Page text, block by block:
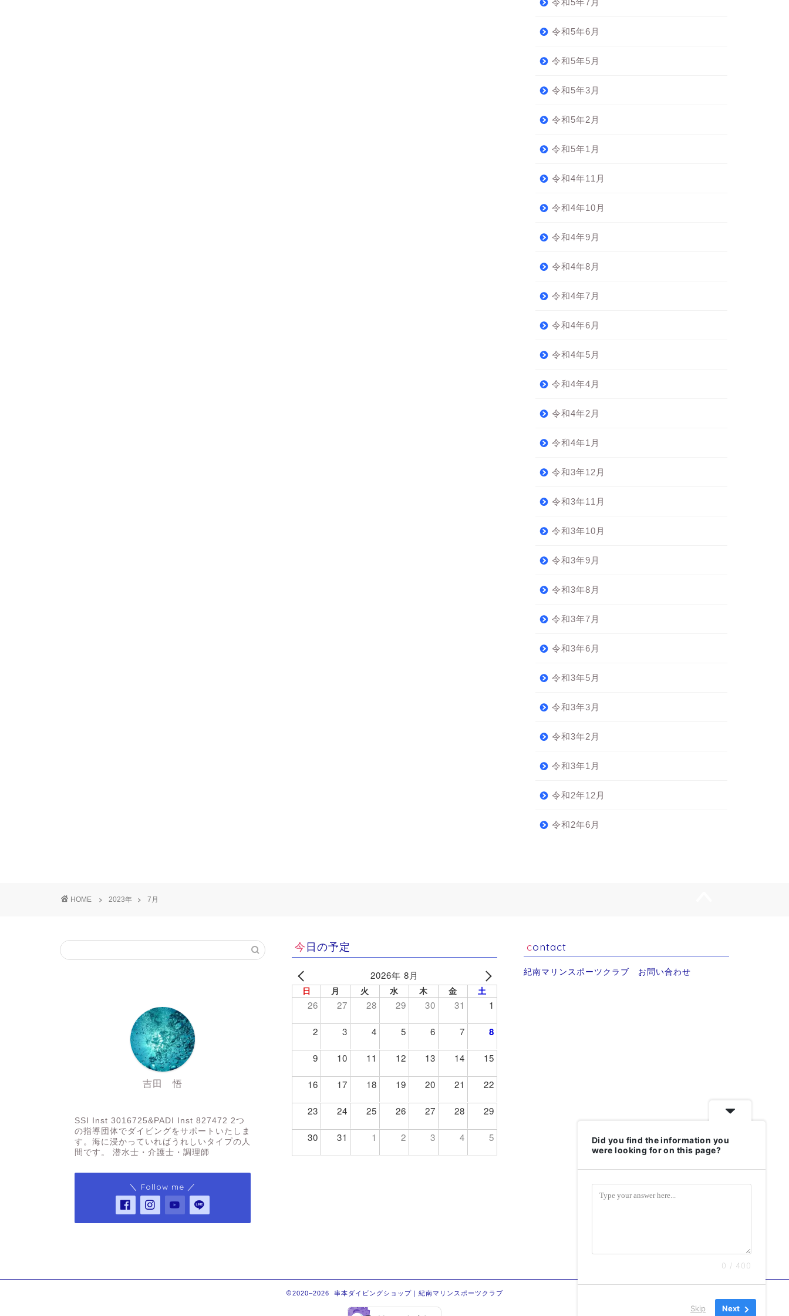
令和5年6月
令和5年5月
令和5年3月
令和5年2月
令和5年1月
令和4年11月
令和4年10月
令和4年9月
令和4年8月
令和4年7月
令和4年6月
令和4年5月
令和4年4月
令和4年2月
令和4年1月
令和3年12月
令和3年11月
令和3年10月
令和3年9月
令和3年8月
令和3年7月
令和3年6月
令和3年5月
令和3年3月
令和3年2月
令和3年1月
令和2年12月
令和2年6月
HOME 2023年 7月
吉田 悟
SSI Inst 3016725&PADI Inst 827472 2つ
の指導団体でダイビングをサポートいたしま
す。海に浸かっていればうれしいタイプの人
間です。 潜水士・介護士・調理師
＼ Follow me ／
今日の予定
2026年 8月
日 月 火 水 木 金 土
26 27 28 29 30 31 1
2 3 4 5 6 7 8
9 10 11 12 13 14 15
16 17 18 19 20 21 22
23 24 25 26 27 28 29
30 31 1 2 3 4 5
contact
紀南マリンスポーツクラブ お問い合わせ
2020–2026 串本ダイビングショップ｜紀南マリンスポーツクラブ
Did you find the information you
were looking for on this page?
0 / 400
Skip Next